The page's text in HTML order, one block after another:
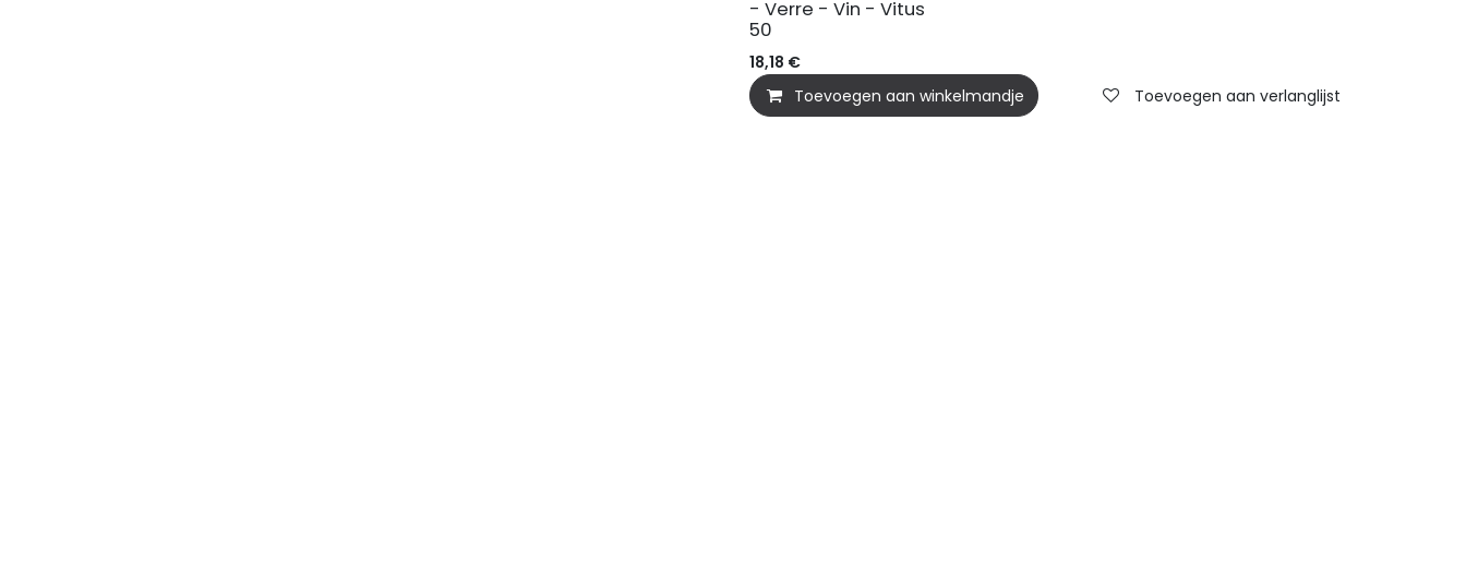
- Verre - Vin - Vitus
50
18,18 €
Toevoegen aan winkelmandje
Toevoegen aan verlanglijst